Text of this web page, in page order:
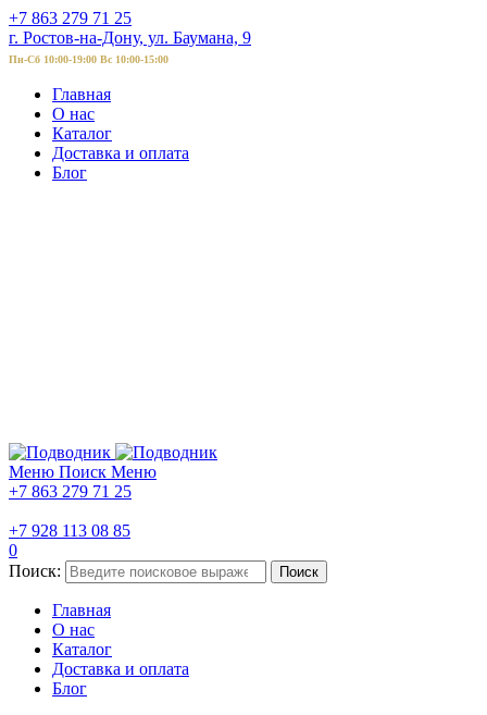
+7 863 279 71 25
г. Ростов-на-Дону, ул. Баумана, 9
Пн-Сб 10:00-19:00 Вс 10:00-15:00
Главная
О нас
Каталог
Доставка и оплата
Блог
Меню Поиск Меню
+7 863 279 71 25
+7 928 113 08 85
0
Поиск:
Поиск
Главная
О нас
Каталог
Доставка и оплата
Блог